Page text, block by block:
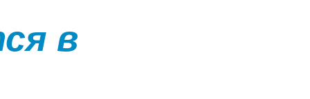
в